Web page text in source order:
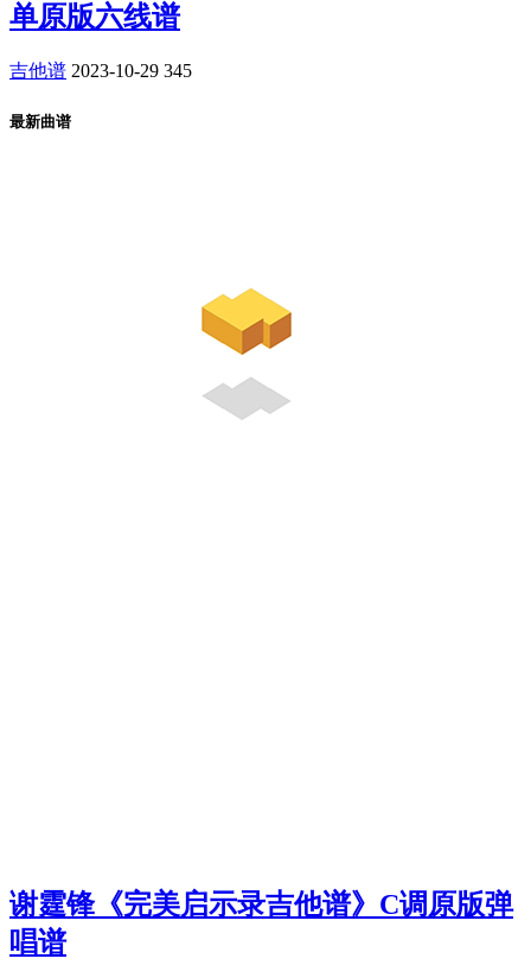
单原版六线谱
吉他谱 2023-10-29 345
最新曲谱
谢霆锋《完美启示录吉他谱》C调原版弹
唱谱